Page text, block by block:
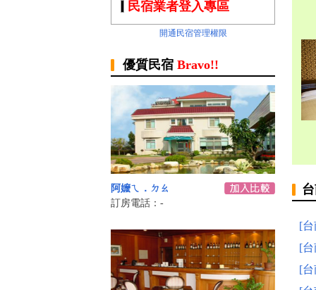
民宿業者登入專區
開通民宿管理權限
優質民宿 Bravo!!
阿嬤ㄟ．ㄉㄠ
訂房電話：-
[
[
[